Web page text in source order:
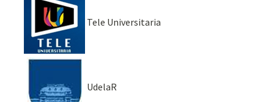
Tele Universitaria
UdelaR